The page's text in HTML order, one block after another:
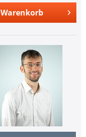
Warenkorb